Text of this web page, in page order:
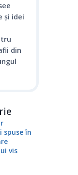
și idei
din
spuse în
vis